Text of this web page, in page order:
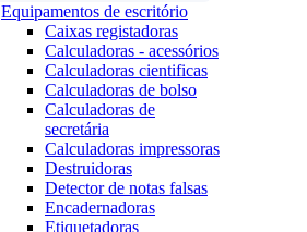
Equipamentos de escritório
Caixas registadoras
Calculadoras - acessórios
Calculadoras cientificas
Calculadoras de bolso
Calculadoras de
secretária
Calculadoras impressoras
Destruidoras
Detector de notas falsas
Encadernadoras
Etiquetadoras